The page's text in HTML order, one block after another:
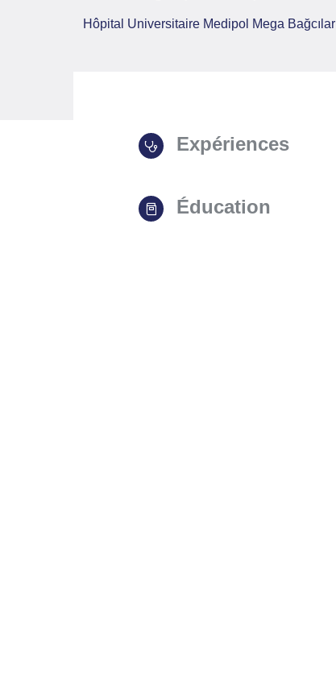
Hôpital Universitaire Medipol Mega Bağcılar
Expériences
Éducation